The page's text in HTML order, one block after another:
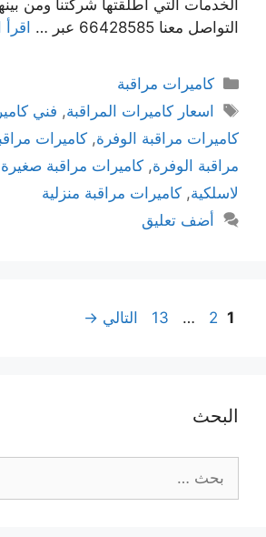
الخدمات التي أطلقتها شركتنا ومن
التواصل معنا 66428585 عبر …
كاميرات مراقبة
اسعار كاميرات المراقبة, فني
كاميرات مراقبة الوفرة, كاميرات
مراقبة الوفرة, كاميرات مراقبة صغيرة
لاسلكية, كاميرات مراقبة منزلية
أضف تعليق
1
2
…
13 التالي →
البحث